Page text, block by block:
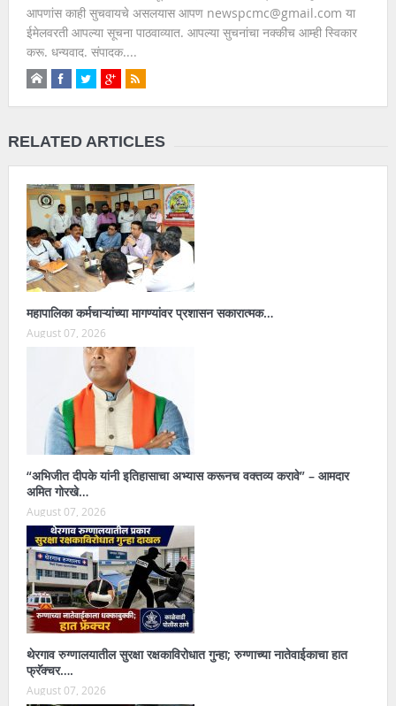
आपणांस काही सुचवायचे असलयास आपण newspcmc@gmail.com या
ईमेलवरती आपल्या सूचना पाठवाव्यात. आपल्या सुचनांचा नक्कीच आम्ही स्विकार
करू. धन्यवाद. संपादक....
RELATED ARTICLES
महापालिका कर्मचाऱ्यांच्या मागण्यांवर प्रशासन सकारात्मक…
August 07, 2026
“अभिजीत दीपके यांनी इतिहासाचा अभ्यास करूनच वक्तव्य करावे” – आमदार
अमित गोरखे…
August 07, 2026
थेरगाव रुग्णालयातील सुरक्षा रक्षकाविरोधात गुन्हा; रुग्णाच्या नातेवाईकाचा हात
फ्रॅक्चर….
August 07, 2026